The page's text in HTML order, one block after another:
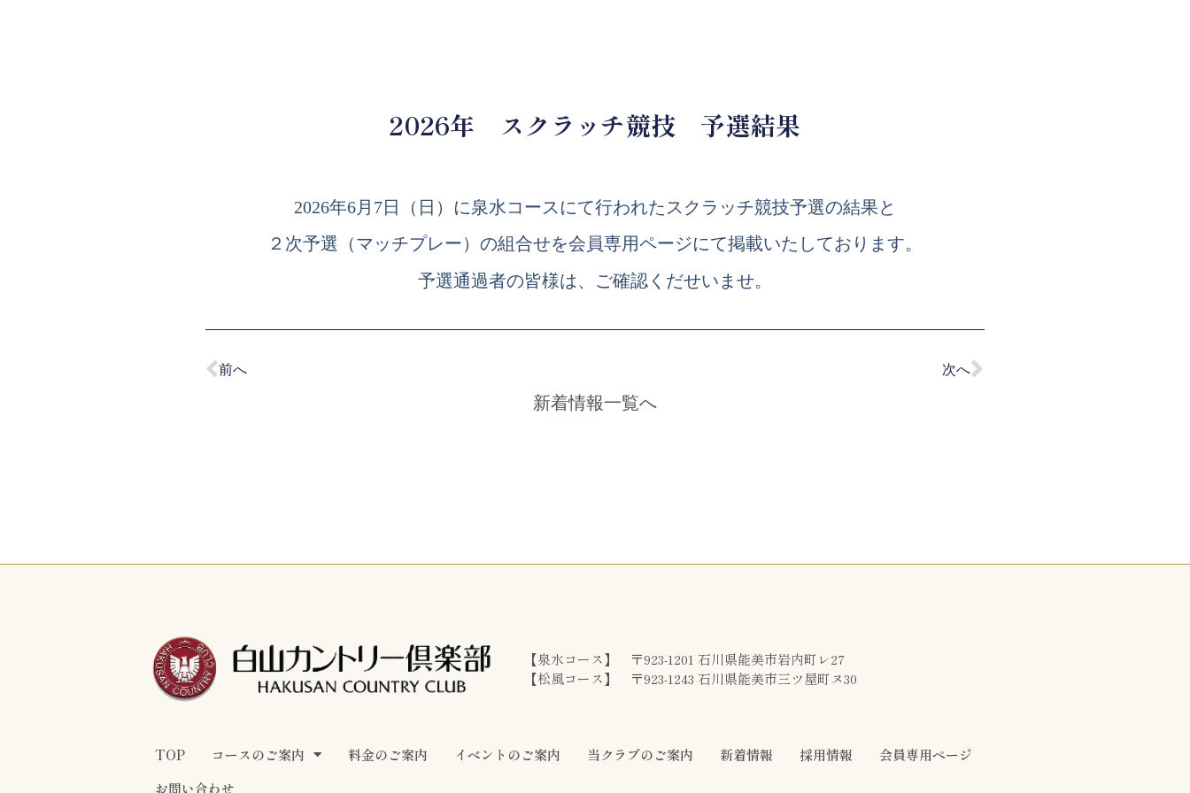
2026年 スクラッチ競技 予選結果
2026年6月7日（日）に泉水コースにて行われたスクラッチ競技予選の結果と
２次予選（マッチプレー）の組合せを会員専用ページにて掲載いたしております。
予選通過者の皆様は、ご確認くだせいませ。
前へ 次へ
新着情報一覧へ
【泉水コース】 〒923-1201 石川県能美市岩内町レ27
【松風コース】 〒923-1243 石川県能美市三ツ屋町ヌ30
TOP コースのご案内 料金のご案内 イベントのご案内 当クラブのご案内 新着情報 採用情報
会員専用ページ
お問い合わせ